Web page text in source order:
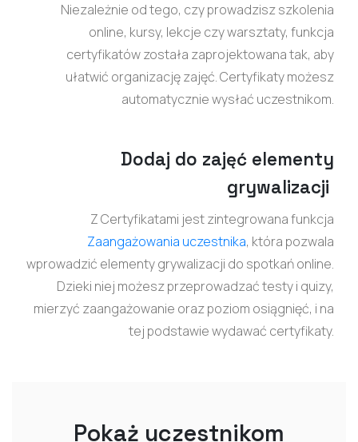
Niezależnie od tego, czy prowadzisz szkolenia
online, kursy, lekcje czy warsztaty, funkcja
certyfikatów została zaprojektowana tak, aby
ułatwić organizację zajęć. Certyfikaty możesz
automatycznie wysłać uczestnikom.
Dodaj do zajęć elementy
grywalizacji
Z Certyfikatami jest zintegrowana funkcja
Zaangażowania uczestnika, która pozwala
wprowadzić elementy grywalizacji do spotkań online.
Dzieki niej możesz przeprowadzać testy i quizy,
mierzyć zaangażowanie oraz poziom osiągnięć, i na
tej podstawie wydawać certyfikaty.
Pokaż uczestnikom